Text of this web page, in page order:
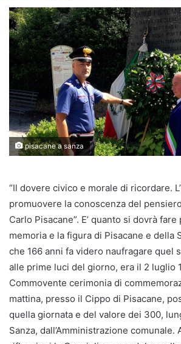
pisacane a sanza
“Il dovere civico e morale di ricordare.
promuovere la conoscenza del
Carlo Pisacane”. E’ quanto si dovrà
memoria e la figura di Pisacane e della
che 166 anni fa videro naufragare quel
alle prime luci del giorno, era il 2 luglio
Commovente cerimonia di
mattina, presso il Cippo di Pisacane,
quella giornata e del valore dei 300,
Sanza, dall’Amministrazione comunale.